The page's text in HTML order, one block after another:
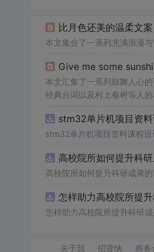
比月色还美的温柔文
本文集合了一系列充满浪漫
Give me some
本文汇集了一系列鼓舞人心
经典台词以及村上春树等人
stm32单片机项目资
stm32单片机项目资料课程
高校院所如何提升科
高校院所如何提升科研成果
怎样助力高校院所提
怎样助力高校院所提升科研
关于我 招贤纳 商务